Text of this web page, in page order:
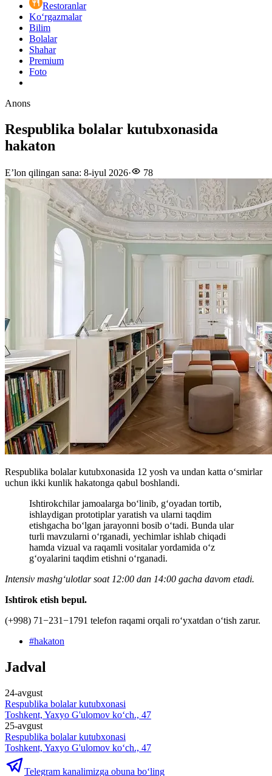
Restoranlar
Ko‘rgazmalar
Bilim
Bolalar
Shahar
Premium
Foto
Anons
Respublika bolalar kutubxonasida
hakaton
E’lon qilingan sana: 8-iyul 2026· 78
Respublika bolalar kutubxonasida 12 yosh va undan katta o‘smirlar
uchun ikki kunlik hakatonga qabul boshlandi.
Ishtirokchilar jamoalarga bo‘linib, g‘oyadan tortib,
ishlaydigan prototiplar yaratish va ularni taqdim
etishgacha bo‘lgan jarayonni bosib o‘tadi. Bunda ular
turli mavzularni o‘rganadi, yechimlar ishlab chiqadi
hamda vizual va raqamli vositalar yordamida o‘z
g‘oyalarini taqdim etishni o‘rganadi.
Intensiv mashg‘ulotlar soat 12:00 dan 14:00 gacha davom etadi.
Ishtirok etish bepul.
(+998) 71−231−1791 telefon raqami orqali ro‘yxatdan o‘tish zarur.
#hakaton
Jadval
24-avgust
Respublika bolalar kutubxonasi
Toshkent, Yaxyo G'ulomov ko‘ch., 47
25-avgust
Respublika bolalar kutubxonasi
Toshkent, Yaxyo G'ulomov ko‘ch., 47
Telegram kanalimizga obuna bo‘ling